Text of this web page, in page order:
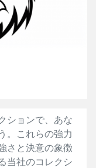
ションで、あな
。これらの強力
さと決意の象徴
当社のコレクシ